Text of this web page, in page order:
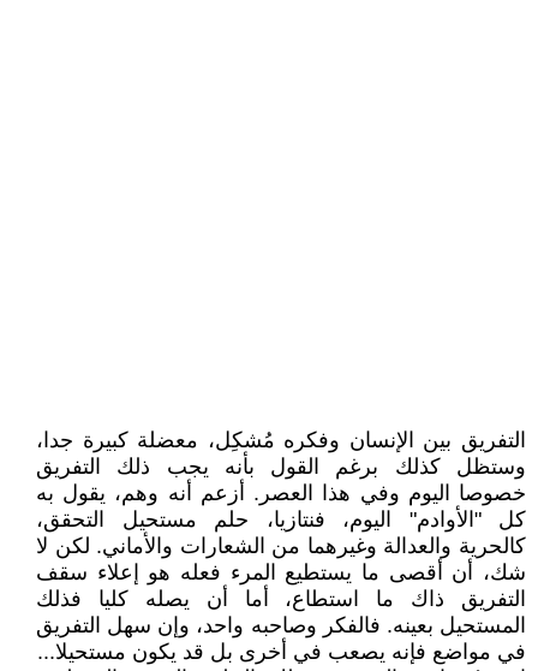
التفريق بين الإنسان وفكره مُشكِل، معضلة كبيرة جدا،
وستظل كذلك برغم القول بأنه يجب ذلك التفريق
خصوصا اليوم وفي هذا العصر. أزعم أنه وهم، يقول به
كل "الأوادم" اليوم، فنتازيا، حلم مستحيل التحقق،
كالحرية والعدالة وغيرهما من الشعارات والأماني. لكن لا
شك، أن أقصى ما يستطيع المرء فعله هو إعلاء سقف
التفريق ذاك ما استطاع، أما أن يصله كليا فذلك
المستحيل بعينه. فالفكر وصاحبه واحد، وإن سهل التفريق
في مواضع فإنه يصعب في أخرى بل قد يكون مستحيلا...